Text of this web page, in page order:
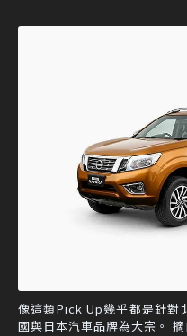
像這類Pick Up幾乎都是針對
國與日本汽車品牌為大宗。